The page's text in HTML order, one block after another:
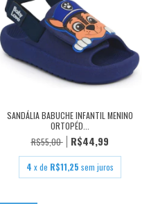
SANDÁLIA BABUCHE INFANTIL MENINO
ORTOPÉD...
R$55,00
R$44,99
4 x de R$11,25 sem juros